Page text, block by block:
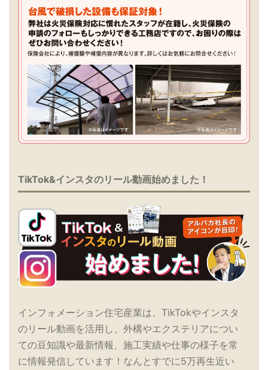
TikTok&インスタのリール動画始めました！
インフォメーション住宅産業は、TikTokやインスタ
のリール動画を活用し、外構やエクステリアについ
ての豆知識や最新情報、施工実績や仕事の様子を常
に情報発信しています！なんとすでに5万再生近い